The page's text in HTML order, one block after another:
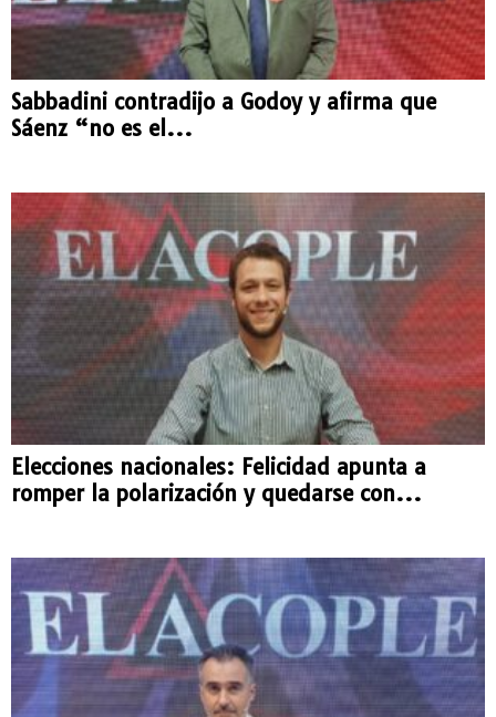
Sabbadini contradijo a Godoy y afirma que
Sáenz “no es el...
Elecciones nacionales: Felicidad apunta a
romper la polarización y quedarse con...